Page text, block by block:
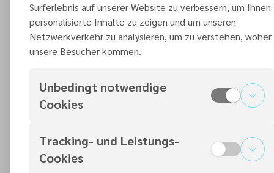
des 150-jährigen Jubiläums unserer
deutschen Freikirche besonders gestaltet –
sei dabei!
Downloads und Infos
Surferlebnis auf unserer Website zu verbessern, um Ihnen
personalisierte Inhalte zu zeigen und um unseren
Netzwerkverkehr zu analysieren, um zu verstehen, woher
unsere Besucher kommen.
Unbedingt notwendige
Cookies
Tracking- und Leistungs-
Cookies